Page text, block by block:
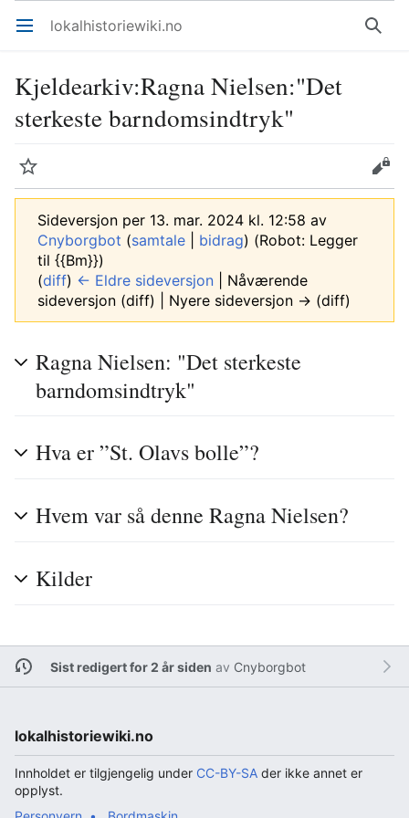
Åpne hovedmenyen lokalhistoriewiki.no Søk
Kjeldearkiv:Ragna Nielsen:"Det
sterkeste barndomsindtryk"
Overvåk Rediger
Sideversjon per 13. mar. 2024 kl. 12:58 av
Cnyborgbot (samtale bidrag) (Robot: Legger
til {{Bm}})
(diff) ← Eldre sideversjon | Nåværende
sideversjon (diff) | Nyere sideversjon → (diff)
Ragna Nielsen: "Det sterkeste
barndomsindtryk"
Hva er ”St. Olavs bolle”?
Hvem var så denne Ragna Nielsen?
Kilder
Sist redigert for 2 år siden av Cnyborgbot
lokalhistoriewiki.no
Innholdet er tilgjengelig under CC-BY-SA der ikke annet er
opplyst.